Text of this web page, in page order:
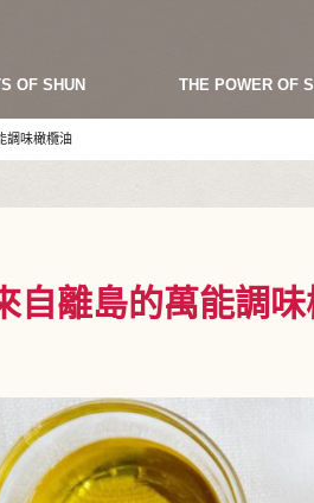
OF SHUN THE POWER OF
調味橄欖油
自離島的萬能調